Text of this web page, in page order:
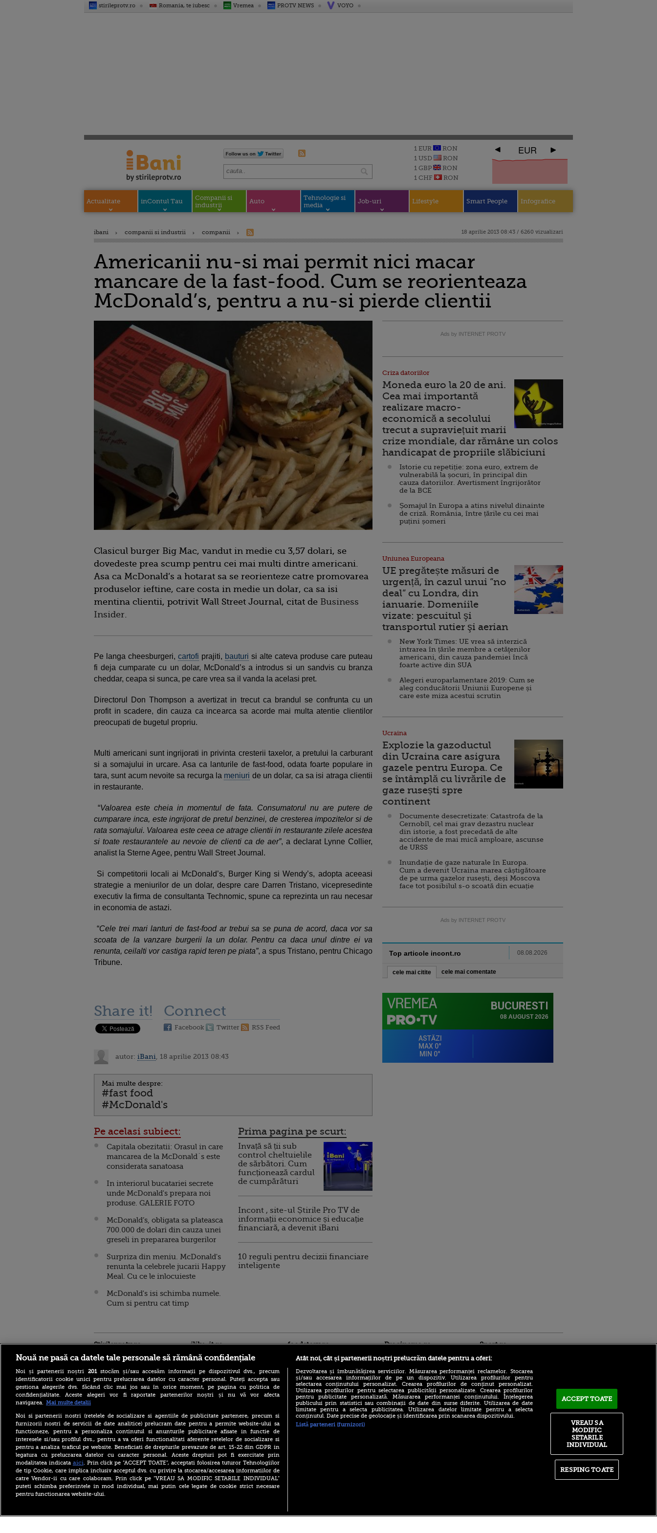
stirileprotv.ro Romania, te iubesc Vremea PROTV NEWS VOYO
1 EUR
RON
1 USD
RON
1 GBP
RON
1 CHF
RON
EUR
Actualitate inContul Tau
Companii si
industrii
Auto
Tehnologie si
media
Job-uri Lifestyle Smart People Infografice
ibani companii si industrii companii 18 aprilie 2013 08:43 / 6260 vizualizari
Americanii nu-si mai permit nici macar
mancare de la fast-food. Cum se reorienteaza
McDonald’s, pentru a nu-si pierde clientii
Clasicul burger Big Mac, vandut in medie cu 3,57 dolari, se
dovedeste prea scump pentru cei mai multi dintre americani.
Asa ca McDonald’s a hotarat sa se reorienteze catre promovarea
produselor ieftine, care costa in medie un dolar, ca sa isi
mentina clientii, potrivit Wall Street Journal, citat de Business
Insider.
Pe langa cheesburgeri, cartofi prajiti, bauturi si alte cateva produse care puteau
fi deja cumparate cu un dolar, McDonald’s a introdus si un sandvis cu branza
cheddar, ceapa si sunca, pe care vrea sa il vanda la acelasi pret.
Directorul Don Thompson a avertizat in trecut ca brandul se confrunta cu un
profit in scadere, din cauza ca incearca sa acorde mai multa atentie clientilor
preocupati de bugetul propriu.
Multi americani sunt ingrijorati in privinta cresterii taxelor, a pretului la carburant
si a somajului in urcare. Asa ca lanturile de fast-food, odata foarte populare in
tara, sunt acum nevoite sa recurga la meniuri de un dolar, ca sa isi atraga clientii
in restaurante.
“Valoarea este cheia in momentul de fata. Consumatorul nu are putere de
cumparare inca, este ingrijorat de pretul benzinei, de cresterea impozitelor si de
rata somajului. Valoarea este ceea ce atrage clientii in restaurante zilele acestea
si toate restaurantele au nevoie de clienti ca de aer”, a declarat Lynne Collier,
analist la Sterne Agee, pentru Wall Street Journal.
Si competitorii locali ai McDonald’s, Burger King si Wendy’s, adopta aceeasi
strategie a meniurilor de un dolar, despre care Darren Tristano, vicepresedinte
executiv la firma de consultanta Technomic, spune ca reprezinta un rau necesar
in economia de astazi.
“Cele trei mari lanturi de fast-food ar trebui sa se puna de acord, daca vor sa
scoata de la vanzare burgerii la un dolar. Pentru ca daca unul dintre ei va
renunta, ceilalti vor castiga rapid teren pe piata”, a spus Tristano, pentru Chicago
Tribune.
Share it! Connect
Facebook Twitter RSS Feed
autor: iBani , 18 aprilie 2013 08:43
Mai multe despre:
#fast food
#McDonald's
Pe acelasi subiect:
Capitala obezitatii: Orasul in care
mancarea de la McDonald`s este
considerata sanatoasa
In interiorul bucatariei secrete
unde McDonald's prepara noi
produse. GALERIE FOTO
McDonald’s, obligata sa plateasca
700.000 de dolari din cauza unei
greseli in prepararea burgerilor
Surpriza din meniu. McDonald's
renunta la celebrele jucarii Happy
Meal. Cu ce le inlocuieste
McDonald's isi schimba numele.
Cum si pentru cat timp
Prima pagina pe scurt:
Invață să ții sub
control cheltuielile
de sărbători. Cum
funcționează cardul
de cumpărături
Incont , site-ul Știrile Pro TV de
informații economice și educație
financiară, a devenit iBani
10 reguli pentru decizii financiare
inteligente
Ads by INTERNET PROTV
Criza datoriilor
Moneda euro la 20 de ani.
Cea mai importantă
realizare macro-
economică a secolului
trecut a supraviețuit marii
crize mondiale, dar rămâne un colos
handicapat de propriile slăbiciuni
Istorie cu repetiție: zona euro, extrem de
vulnerabilă la șocuri, în principal din
cauza datoriilor. Avertisment îngrijorător
de la BCE
Șomajul în Europa a atins nivelul dinainte
de criză. România, între țările cu cei mai
puțini șomeri
Uniunea Europeana
UE pregătește măsuri de
urgență, în cazul unui ”no
deal” cu Londra, din
ianuarie. Domeniile
vizate: pescuitul şi
transportul rutier şi aerian
New York Times: UE vrea să interzică
intrarea în țările membre a cetăţenilor
americani, din cauza pandemiei încă
foarte active din SUA
Alegeri europarlamentare 2019: Cum se
aleg conducătorii Uniunii Europene și
care este miza acestui scrutin
Ucraina
Explozie la gazoductul
din Ucraina care asigura
gazele pentru Europa. Ce
se întâmplă cu livrările de
gaze rusești spre
continent
Documente desecretizate: Catastrofa de la
Cernobîl, cel mai grav dezastru nuclear
din istorie, a fost precedată de alte
accidente de mai mică amploare, ascunse
de URSS
Inundație de gaze naturale în Europa.
Cum a devenit Ucraina marea câștigătoare
de pe urma gazelor rusești, deși Moscova
face tot posibilul s-o scoată din ecuație
Ads by INTERNET PROTV
Top articole incont.ro 08.08.2026
cele mai citite cele mai comentate
Stirileprotv.ro
copaci au fost doborâți și
zeci de mașini au fost
avariate
Drona care a explodat în
Bulgaria, la granița cu
România, a fost identificată.
Anunțul autorităților de la
Sofia
De ce ne place atât de mult
carnea la grătar. Cât de
bună este, de fapt, pentru
ilike-it.ro foodstory.ro
(P) Descoperă Lumea
Evenimentelor din România
cu Transilvania Events!
Procinema.ro
Nikolaj Coster-Waldau din
Sport.ro
Fostul star de la Barcelona,
transfer spectaculos în MLS!
Nouă ne pasă ca datele tale personale să rămână confidențiale
Noi și partenerii noștri 201stocăm și/sau accesăm informații pe dispozitivul dvs., precum
identificatorii cookie unici pentru prelucrarea datelor cu caracter personal. Puteți accepta sau
gestiona alegerile dvs. făcând clic mai jos sau în orice moment, pe pagina cu politica de
confidențialitate. Aceste alegeri vor fi raportate partenerilor noștri și nu vă vor afecta
navigarea. Mai multe detalii
Noi si partenerii nostri (retelele de socializare si agentiile de publicitate partenere, precum si
furnizorii nostri de servicii de date analitice) prelucram date pentru a permite website-ului sa
functioneze, pentru a personaliza continutul si anunturile publicitare afisate in functie de
interesele si/sau profilul dvs., pentru a va oferi functionalitati aferente retelelor de socializare si
pentru a analiza traficul pe website. Beneficiati de drepturile prevazute de art. 15-22 din GDPR in
legatura cu prelucrarea datelor cu caracter personal. Aceste drepturi pot fi exercitate prin
modalitatea indicata aici. Prin click pe “ACCEPT TOATE”, acceptati folosirea tuturor Tehnologiilor
de tip Cookie, care implica inclusiv acceptul dvs. cu privire la stocarea/accesarea informatiilor de
catre Vendor-ii cu care colaboram. Prin click pe “VREAU SA MODIFIC SETARILE INDIVIDUAL”
puteti schimba preferintele in mod individual, mai putin cele legate de cookie strict necesare
pentru functionarea website-ului.
Atât noi, cât și partenerii noștri prelucrăm datele pentru a oferi:
Dezvoltarea și îmbunătățirea serviciilor. Măsurarea performanței reclamelor. Stocarea
și/sau accesarea informațiilor de pe un dispozitiv. Utilizarea profilurilor pentru
selectarea conținutului personalizat. Crearea profilurilor de conținut personalizat.
Utilizarea profilurilor pentru selectarea publicității personalizate. Crearea profilurilor
pentru publicitate personalizată. Măsurarea performanței conținutului. Înțelegerea
publicului prin statistici sau combinații de date din surse diferite. Utilizarea de date
limitate pentru a selecta publicitatea. Utilizarea datelor limitate pentru a selecta
conținutul. Date precise de geolocație și identificarea prin scanarea dispozitivului.
Listă parteneri (furnizori)
ACCEPT TOATE
RESPING TOATE
VREAU SA
MODIFIC
SETARILE
INDIVIDUAL